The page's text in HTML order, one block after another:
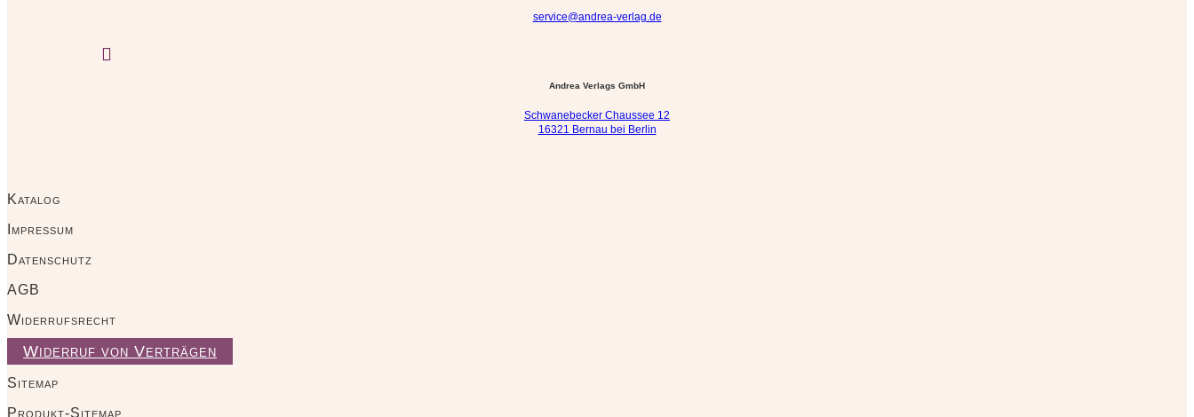
service@andrea-verlag.de

Andrea Verlags GmbH
Schwanebecker Chaussee 12
16321 Bernau bei Berlin
Katalog
Impressum
Datenschutz
AGB
Widerrufsrecht
Widerruf von Verträgen
Sitemap
Produkt-Sitemap